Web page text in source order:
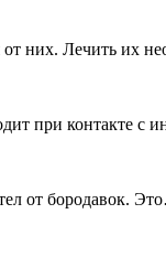
них. Лечить их
при контакте
от бородавок.